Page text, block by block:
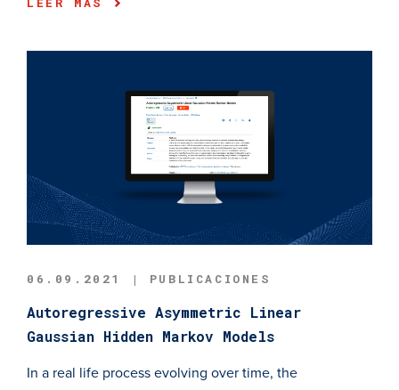
06.09.2021 | PUBLICACIONES
Autoregressive Asymmetric Linear
Gaussian Hidden Markov Models
In a real life process evolving over time, the